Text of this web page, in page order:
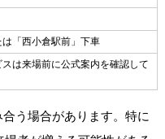
は「西小倉駅前」下車
は来場前に公式案内を確認して
う場合があります。特に